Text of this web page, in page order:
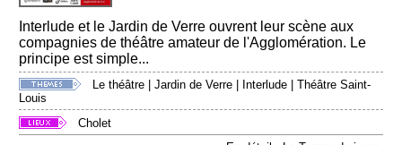
Interlude et le Jardin de Verre ouvrent leur scène aux
compagnies de théâtre amateur de l'Agglomération. Le
principe est simple...
Le théâtre |Jardin de Verre Interlude |Théâtre Saint-
Louis
Cholet